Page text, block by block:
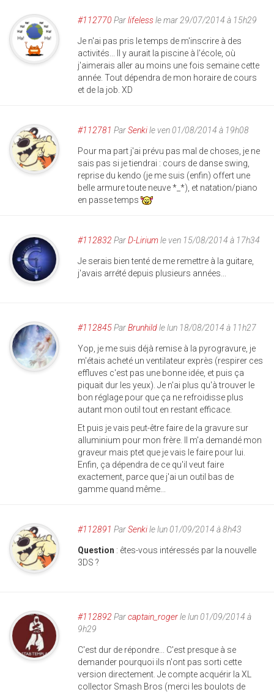
#112770 Parlifelessle mar 29/07/2014 à 15h29
Je n'ai pas pris le temps de m'inscrire à des
activités... Il y aurait la piscine à l'école, où
j'aimerais aller au moins une fois semaine cette
année. Tout dépendra de mon horaire de cours
et de la job. XD
#112781 ParSenkile ven 01/08/2014 à 19h08
Pour ma part j'ai prévu pas mal de choses, je ne
sais pas si je tiendrai : cours de danse swing,
reprise du kendo (je me suis (enfin) offert une
belle armure toute neuve *_*), et natation/piano
en passe temps
#112832 ParD-Liriumle ven 15/08/2014 à 17h34
Je serais bien tenté de me remettre à la guitare,
j'avais arrété depuis plusieurs années...
#112845ParBrunhildle lun 18/08/2014 à 11h27
Yop, je me suis déjà remise à la pyrogravure, je
m'étais acheté un ventilateur exprès (respirer ces
effluves c'est pas une bonne idée, et puis ça
piquait dur les yeux). Je n'ai plus qu'à trouver le
bon réglage pour que ça ne refroidisse plus
autant mon outil tout en restant efficace.
Et puis je vais peut-être faire de la gravure sur
alluminium pour mon frère. Il m'a demandé mon
graveur mais ptet que je vais le faire pour lui.
Enfin, ça dépendra de ce qu'il veut faire
exactement, parce que j'ai un outil bas de
gamme quand même...
#112891 ParSenkile lun 01/09/2014 à 8h43
Question : êtes-vous intéressés par la nouvelle
3DS ?
#112892 Parcaptain_rogerle lun 01/09/2014 à
9h29
C'est dur de répondre... C'est presque à se
demander pourquoi ils n'ont pas sorti cette
version directement. Je compte acquérir la XL
collector Smash Bros (merci les boulots de